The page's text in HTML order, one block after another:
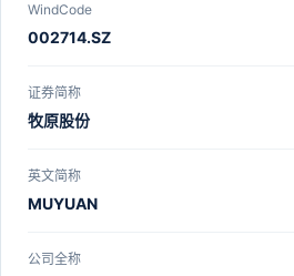
WindCode
002714.SZ
证券简称
牧原股份
英文简称
MUYUAN
公司全称